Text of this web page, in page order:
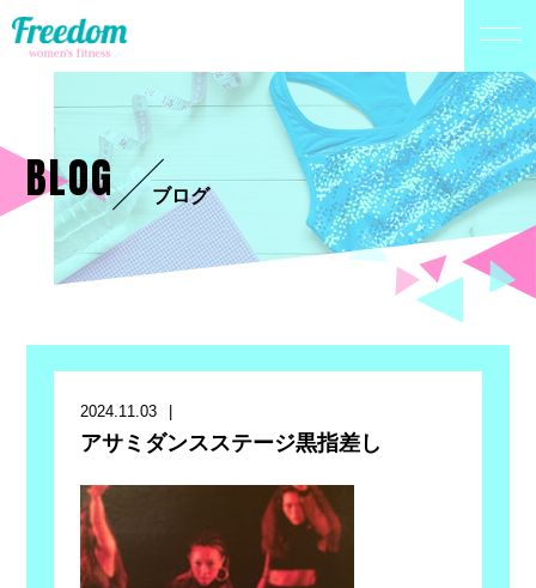
BLOG ブログ
2024.11.03
アサミダンスステージ黒指差し